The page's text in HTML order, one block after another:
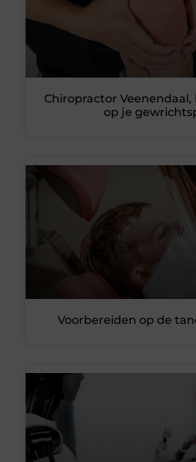
Chiropractor
op je
Voorbereiden op de